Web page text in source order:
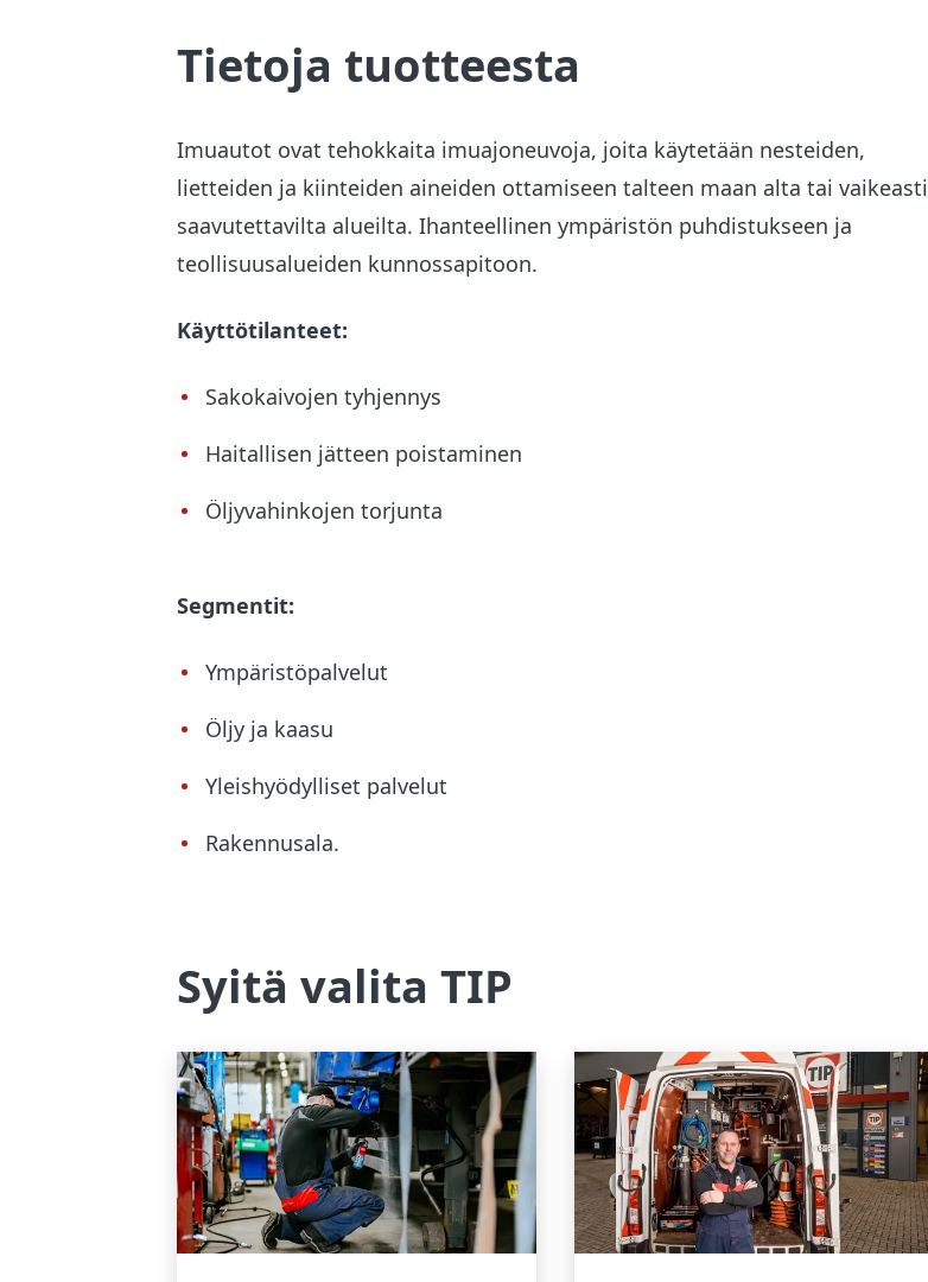
Tietoja tuotteesta
Imuautot ovat tehokkaita imuajoneuvoja, joita käytetään nesteiden,
lietteiden ja kiinteiden aineiden ottamiseen talteen maan alta tai vaikeasti
saavutettavilta alueilta. Ihanteellinen ympäristön puhdistukseen ja
teollisuusalueiden kunnossapitoon.
Käyttötilanteet:
Sakokaivojen tyhjennys
Haitallisen jätteen poistaminen
Öljyvahinkojen torjunta
Segmentit:
Ympäristöpalvelut
Öljy ja kaasu
Yleishyödylliset palvelut
Rakennusala.
Syitä valita TIP